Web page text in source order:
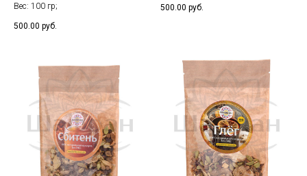
Вес: 100 гр;
500.00 руб.
500.00 руб.